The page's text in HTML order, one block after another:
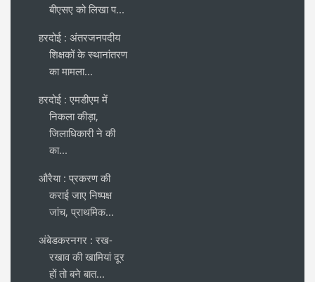
बीएसए को लिखा प...
हरदोई : अंतरजनपदीय
शिक्षकों के स्थानांतरण
का मामला...
हरदोई : एमडीएम में
निकला कीड़ा,
जिलाधिकारी ने की
का...
औरैया : प्रकरण की
कराई जाए निष्पक्ष
जांच, प्राथमिक...
अंबेडकरनगर : रख-
रखाव की खामियां दूर
हों तो बने बात...